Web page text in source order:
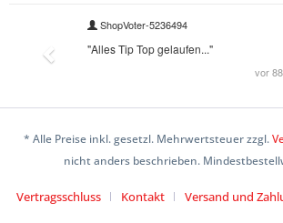
* Alle Preise inkl. gesetzl. Mehrwertsteuer zzgl.
nicht anders beschrieben.
Vertragsschluss Kontakt
Versand und